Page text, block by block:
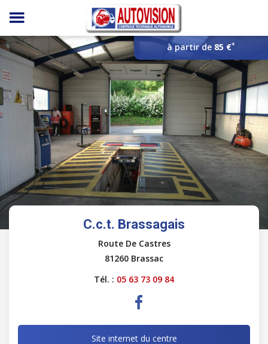
Panneau de gestion des cookies
à partir de 85 €*
C.c.t. Brassagais
Route De Castres
81260 Brassac
Tél. : 05 63 73 09 84
Site internet du centre